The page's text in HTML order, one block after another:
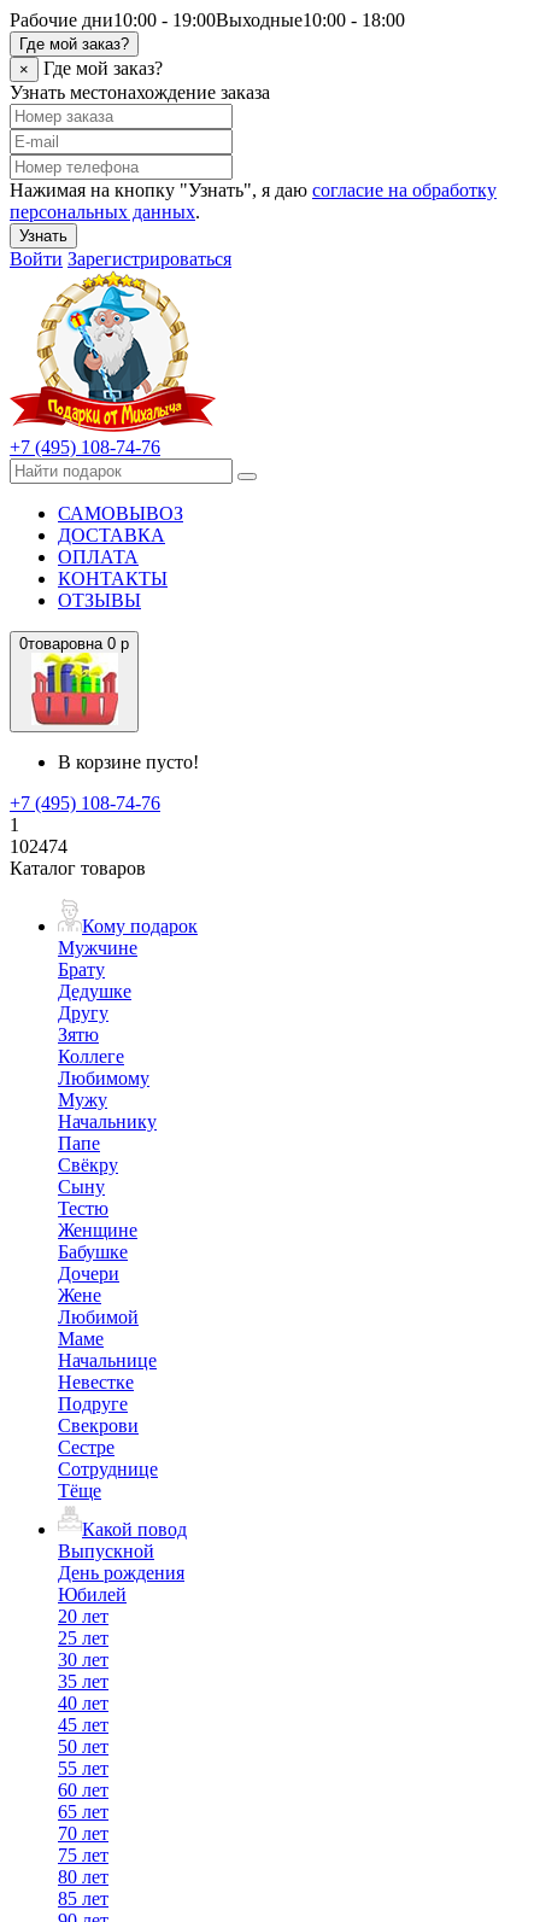
Рабочие дни10:00 - 19:00Выходные10:00 - 18:00
Где мой заказ?
×
Где мой заказ?
Узнать местонахождение заказа
Нажимая на кнопку "Узнать", я даю согласие на обработку
персональных данных.
Узнать
Войти Зарегистрироваться
+7 (495) 108-74-76
САМОВЫВОЗ
ДОСТАВКА
ОПЛАТА
КОНТАКТЫ
ОТЗЫВЫ
0товаровна 0 р
В корзине пусто!
+7 (495) 108-74-76
1
102474
Каталог товаров
Кому подарок
Мужчине
Брату
Дедушке
Другу
Зятю
Коллеге
Любимому
Мужу
Начальнику
Папе
Свёкру
Сыну
Тестю
Женщине
Бабушке
Дочери
Жене
Любимой
Маме
Начальнице
Невестке
Подруге
Свекрови
Сестре
Сотруднице
Тёще
Какой повод
Выпускной
День рождения
Юбилей
20 лет
25 лет
30 лет
35 лет
40 лет
45 лет
50 лет
55 лет
60 лет
65 лет
70 лет
75 лет
80 лет
85 лет